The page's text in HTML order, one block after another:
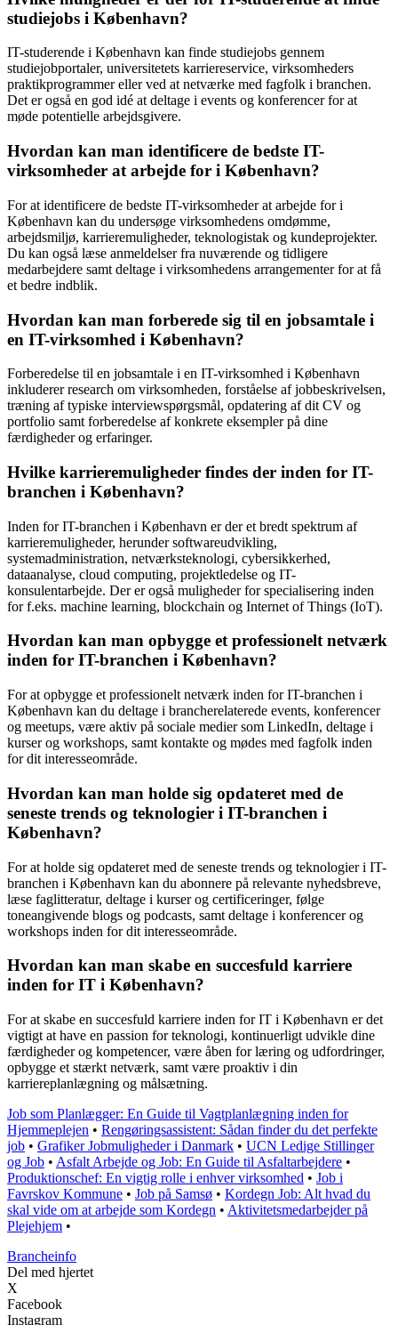
studiejobs i København?
IT-studerende i København kan finde studiejobs gennem
studiejobportaler, universitetets karriereservice, virksomheders
praktikprogrammer eller ved at netværke med fagfolk i branchen.
Det er også en god idé at deltage i events og konferencer for at
møde potentielle arbejdsgivere.
Hvordan kan man identificere de bedste IT-
virksomheder at arbejde for i København?
For at identificere de bedste IT-virksomheder at arbejde for i
København kan du undersøge virksomhedens omdømme,
arbejdsmiljø, karrieremuligheder, teknologistak og kundeprojekter.
Du kan også læse anmeldelser fra nuværende og tidligere
medarbejdere samt deltage i virksomhedens arrangementer for at få
et bedre indblik.
Hvordan kan man forberede sig til en jobsamtale i
en IT-virksomhed i København?
Forberedelse til en jobsamtale i en IT-virksomhed i København
inkluderer research om virksomheden, forståelse af jobbeskrivelsen,
træning af typiske interviewspørgsmål, opdatering af dit CV og
portfolio samt forberedelse af konkrete eksempler på dine
færdigheder og erfaringer.
Hvilke karrieremuligheder findes der inden for IT-
branchen i København?
Inden for IT-branchen i København er der et bredt spektrum af
karrieremuligheder, herunder softwareudvikling,
systemadministration, netværksteknologi, cybersikkerhed,
dataanalyse, cloud computing, projektledelse og IT-
konsulentarbejde. Der er også muligheder for specialisering inden
for f.eks. machine learning, blockchain og Internet of Things (IoT).
Hvordan kan man opbygge et professionelt netværk
inden for IT-branchen i København?
For at opbygge et professionelt netværk inden for IT-branchen i
København kan du deltage i brancherelaterede events, konferencer
og meetups, være aktiv på sociale medier som LinkedIn, deltage i
kurser og workshops, samt kontakte og mødes med fagfolk inden
for dit interesseområde.
Hvordan kan man holde sig opdateret med de
seneste trends og teknologier i IT-branchen i
København?
For at holde sig opdateret med de seneste trends og teknologier i IT-
branchen i København kan du abonnere på relevante nyhedsbreve,
læse faglitteratur, deltage i kurser og certificeringer, følge
toneangivende blogs og podcasts, samt deltage i konferencer og
workshops inden for dit interesseområde.
Hvordan kan man skabe en succesfuld karriere
inden for IT i København?
For at skabe en succesfuld karriere inden for IT i København er det
vigtigt at have en passion for teknologi, kontinuerligt udvikle dine
færdigheder og kompetencer, være åben for læring og udfordringer,
opbygge et stærkt netværk, samt være proaktiv i din
karriereplanlægning og målsætning.
Job som Planlægger: En Guide til Vagtplanlægning inden for
Hjemmeplejen • Rengøringsassistent: Sådan finder du det perfekte
job • Grafiker Jobmuligheder i Danmark • UCN Ledige Stillinger
og Job • Asfalt Arbejde og Job: En Guide til Asfaltarbejdere •
Produktionschef: En vigtig rolle i enhver virksomhed • Job i
Favrskov Kommune • Job på Samsø • Kordegn Job: Alt hvad du
skal vide om at arbejde som Kordegn • Aktivitetsmedarbejder på
Plejehjem •
Brancheinfo
Del med hjertet
X
Facebook
Instagram